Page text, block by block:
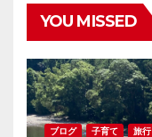
YOU MISSED
ブログ 子育て 旅行